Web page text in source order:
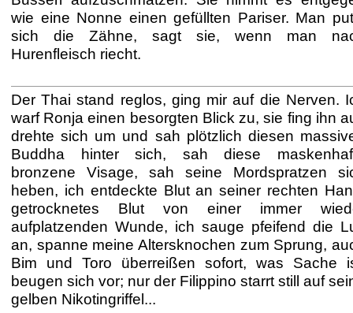
wie eine Nonne einen gefüllten Pariser. Man
sich die Zähne, sagt sie, wenn man
Hurenfleisch riecht.
Der Thai stand reglos, ging mir auf die Nerven.
warf Ronja einen besorgten Blick zu, sie fing ihn
drehte sich um und sah plötzlich diesen
Buddha hinter sich, sah diese
bronzene Visage, sah seine Mordspratzen
heben, ich entdeckte Blut an seiner rechten
getrocknetes Blut von einer immer
aufplatzenden Wunde, ich sauge pfeifend die
an, spanne meine Altersknochen zum Sprung,
Bim und Toro überreißen sofort, was Sache
beugen sich vor; nur der Filippino starrt still auf
gelben Nikotingriffel...